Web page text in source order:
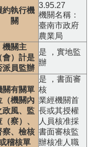
約執行機
關
3.95.27
機關名稱：
臺南市政府
農業局
機關主
會）計是
派員監辦
是 ，實地監
辦
關有關單
（機關內
政風、監
（察）、
察、檢核
稽核單
是 ，書面審
核
業經機關首
長或其授權
人員核准採
書面審核監
辦核准人職